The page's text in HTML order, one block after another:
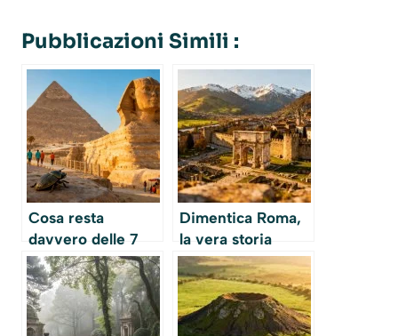
Pubblicazioni Simili :
Cosa resta
davvero delle 7
meraviglie del
mondo antico?
Solo una
sopravvive ancora
Dimentica Roma,
la vera storia
dell’Impero è
conservata in
questa città del
nord